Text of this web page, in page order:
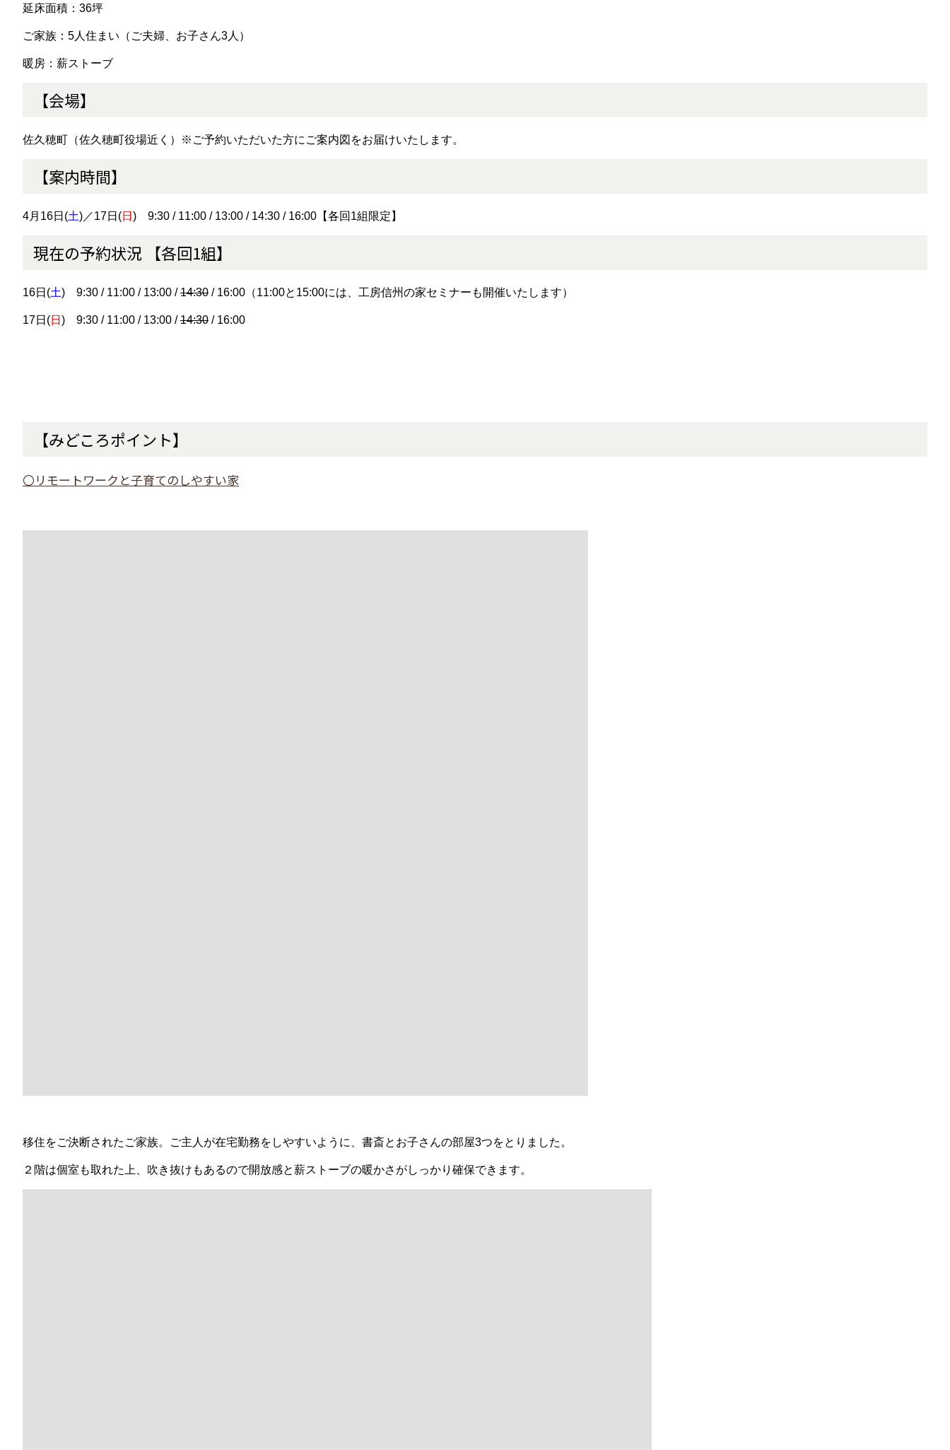
延床面積：36坪
ご家族：5人住まい（ご夫婦、お子さん3人）
暖房：薪ストーブ
【会場】
佐久穂町（佐久穂町役場近く）※ご予約いただいた方にご案内図をお届けいたします。
【案内時間】
4月16日(土)／17日(日 ) 9:30 / 11:00 / 13:00 / 14:30 / 16:00【各回1組限定】
現在の予約状況 【各回1組】
16日(土) 9:30 / 11:00 / 13:00 /14:30 / 16:00（11:00と15:00には、工房信州の家セミナーも開催いたします）
17日(日 ) 9:30 / 11:00 / 13:00 /14:30 / 16:00
【みどころポイント】
〇リモートワークと子育てのしやすい家
移住をご決断されたご家族。ご主人が在宅勤務をしやすいように、書斎とお子さんの部屋3つをとりました。
２階は個室も取れた上、吹き抜けもあるので開放感と薪ストーブの暖かさがしっかり確保できます。